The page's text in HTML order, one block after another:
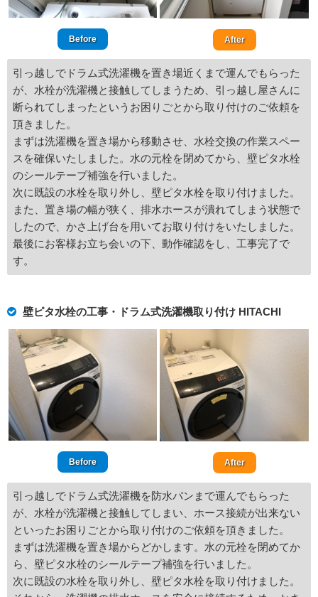
Before After
引っ越しでドラム式洗濯機を置き場近くまで運んでもらった
が、水栓が洗濯機と接触してしまうため、引っ越し屋さんに
断られてしまったというお困りごとから取り付けのご依頼を
頂きました。
まずは洗濯機を置き場から移動させ、水栓交換の作業スペー
スを確保いたしました。水の元栓を閉めてから、壁ピタ水栓
のシールテープ補強を行いました。
次に既設の水栓を取り外し、壁ピタ水栓を取り付けました。
また、置き場の幅が狭く、排水ホースが潰れてしまう状態で
したので、かさ上げ台を用いてお取り付けをいたしました。
最後にお客様お立ち会いの下、動作確認をし、工事完了で
す。
壁ピタ水栓の工事・ドラム式洗濯機取り付け HITACHI
Before After
引っ越しでドラム式洗濯機を防水パンまで運んでもらった
が、水栓が洗濯機と接触してしまい、ホース接続が出来ない
といったお困りごとから取り付けのご依頼を頂きました。
まずは洗濯機を置き場からどかします。水の元栓を閉めてか
ら、壁ピタ水栓のシールテープ補強を行いました。
次に既設の水栓を取り外し、壁ピタ水栓を取り付けました。